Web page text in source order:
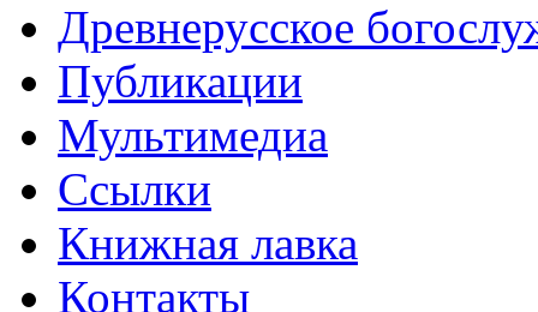
Древнерусское
Публикации
Мультимедиа
Ссылки
Книжная лавка
Контакты